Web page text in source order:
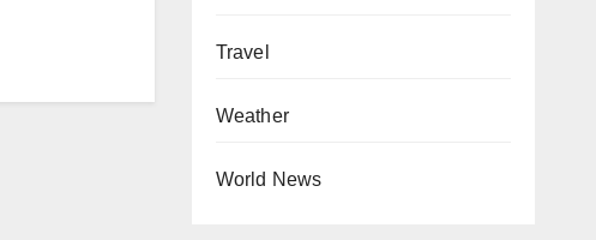
Travel
Weather
World News